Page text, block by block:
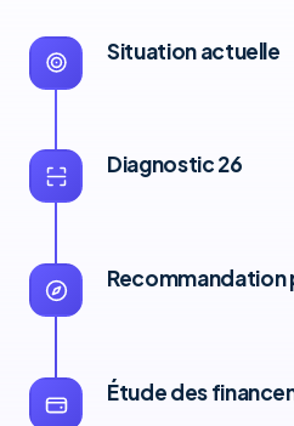
Situation actuelle
Diagnostic 26
Recommandation
Étude des